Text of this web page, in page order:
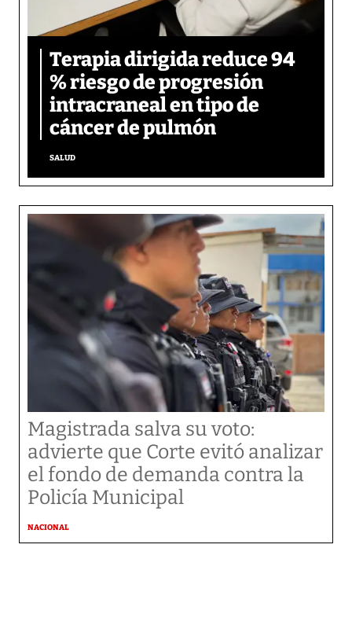
Terapia dirigida reduce 94
% riesgo de progresión
intracraneal en tipo de
cáncer de pulmón
SALUD
Magistrada salva su voto:
advierte que Corte evitó analizar
el fondo de demanda contra la
Policía Municipal
NACIONAL